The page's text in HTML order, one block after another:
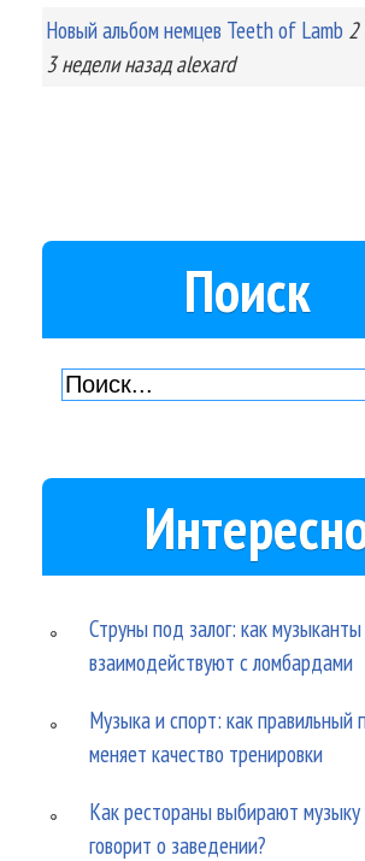
Новый альбом немцев Teeth of Lamb
3 неделиназад alexard
Поиск
Струны под залог: как музыканты
взаимодействуют с ломбардами
Музыка и спорт: как правильный
меняет качество тренировки
Как рестораны выбирают
говорит о заведении?